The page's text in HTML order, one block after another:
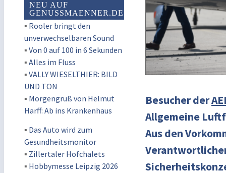
NEU AUF
GENUSSMAENNER.DE
▪ Rooler bringt den
unverwechselbaren Sound
▪ Von 0 auf 100 in 6 Sekunden
▪ Alles im Fluss
▪ VALLY WIESELTHIER: BILD
UND TON
▪ Morgengruß von Helmut
Harff: Ab ins Krankenhaus
▪ Das Auto wird zum
Gesundheitsmonitor
▪ Zillertaler Hofchalets
▪ Hobbymesse Leipzig 2026
Besucher der
Allgemeine
Aus den